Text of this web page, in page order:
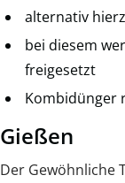
alternativ
bei diesem
freigesetzt
Kombidünger
Gießen
Der Gewöhnliche